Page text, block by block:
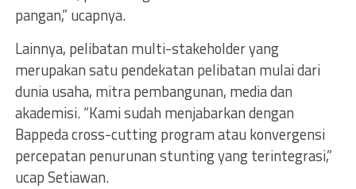
pangan,” ucapnya.
Lainnya, pelibatan multi-stakeholder yang
merupakan satu pendekatan pelibatan mulai dari
dunia usaha, mitra pembangunan, media dan
akademisi. “Kami sudah menjabarkan dengan
Bappeda cross-cutting program atau konvergensi
percepatan penurunan stunting yang terintegrasi,”
ucap Setiawan.